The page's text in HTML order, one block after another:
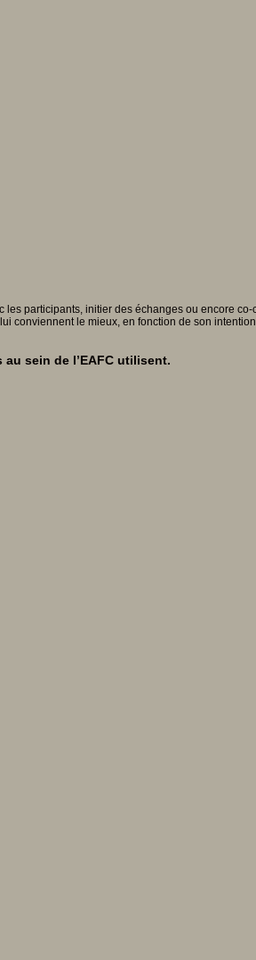
les participants, initier des échanges ou encore
conviennent le mieux, en fonction de son
sein de l’EAFC utilisent.